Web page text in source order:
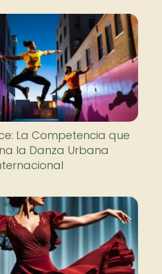
La Competencia que
la Danza Urbana